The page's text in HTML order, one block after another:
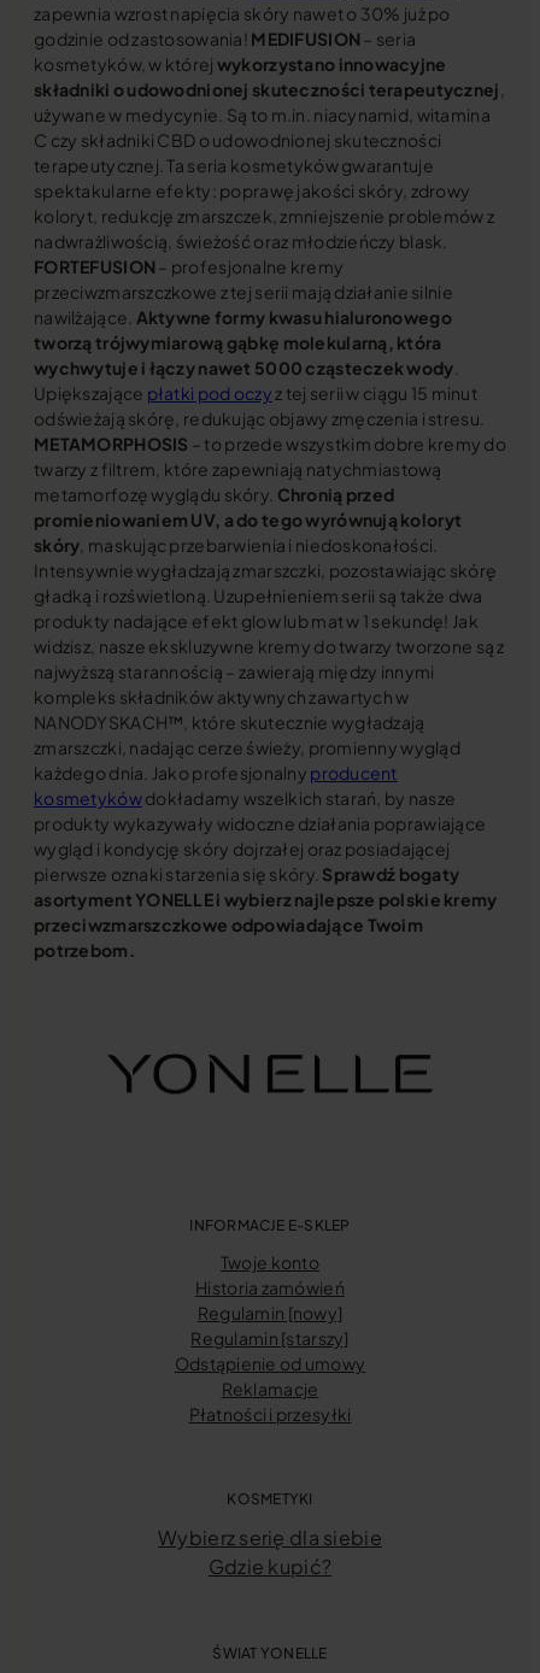
zapewnia wzrost napięcia skóry nawet o 30% już po
godzinie od zastosowania! MEDIFUSION – seria
kosmetyków, w której wykorzystano innowacyjne
składniki o udowodnionej skuteczności terapeutycznej
używane w medycynie. Są to m.in. niacynamid, witamina
C czy składniki CBD o udowodnionej skuteczności
terapeutycznej. Ta seria kosmetyków gwarantuje
spektakularne efekty: poprawę jakości skóry, zdrowy
koloryt, redukcję zmarszczek, zmniejszenie problemów z
nadwrażliwością, świeżość oraz młodzieńczy blask.
FORTEFUSION – profesjonalne kremy
przeciwzmarszczkowe z tej serii mają działanie silnie
nawilżające. Aktywne formy kwasu hialuronowego
tworzą trójwymiarową gąbkę molekularną, która
wychwytuje i łączy nawet 5000 cząsteczek wody
Upiększające płatki pod oczy z tej serii w ciągu 15 minut
odświeżają skórę, redukując objawy zmęczenia i stresu.
METAMORPHOSIS – to przede wszystkim dobre kremy do
twarzy z filtrem, które zapewniają natychmiastową
metamorfozę wyglądu skóry. Chronią przed
promieniowaniem UV, a do tego wyrównują koloryt
skóry , maskując przebarwienia i niedoskonałości.
Intensywnie wygładzają zmarszczki, pozostawiając skórę
gładką i rozświetloną. Uzupełnieniem serii są także dwa
produkty nadające efekt glow lub mat w 1 sekundę! Jak
widzisz, nasze ekskluzywne kremy do twarzy tworzone są z
najwyższą starannością – zawierają między innymi
kompleks składników aktywnych zawartych w
NANODYSKACH™, które skutecznie wygładzają
zmarszczki, nadając cerze świeży, promienny wygląd
każdego dnia. Jako profesjonalny producent
kosmetykówdokładamy wszelkich starań, by nasze
produkty wykazywały widoczne działania poprawiające
wygląd i kondycję skóry dojrzałej oraz posiadającej
pierwsze oznaki starzenia się skóry. Sprawdź bogaty
asortyment YONELLE i wybierz najlepsze polskie kremy
przeciwzmarszczkowe odpowiadające Twoim
potrzebom.
INFORMACJE E-SKLEP
Twoje konto
Historia zamówień
Regulamin [nowy]
Regulamin [starszy]
Odstąpienie od umowy
Reklamacje
Płatności i przesyłki
KOSMETYKI
Wybierz serię dla siebie
Gdzie kupić?
ŚWIAT YONELLE